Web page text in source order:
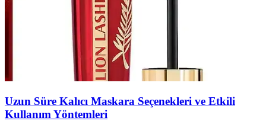
Uzun Süre Kalıcı Maskara Seçenekleri ve Etkili
Kullanım Yöntemleri